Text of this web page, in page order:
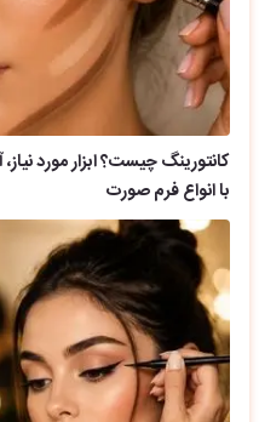
کانتورینگ چیست؟ ابزار مورد
با انواع فرم صورت